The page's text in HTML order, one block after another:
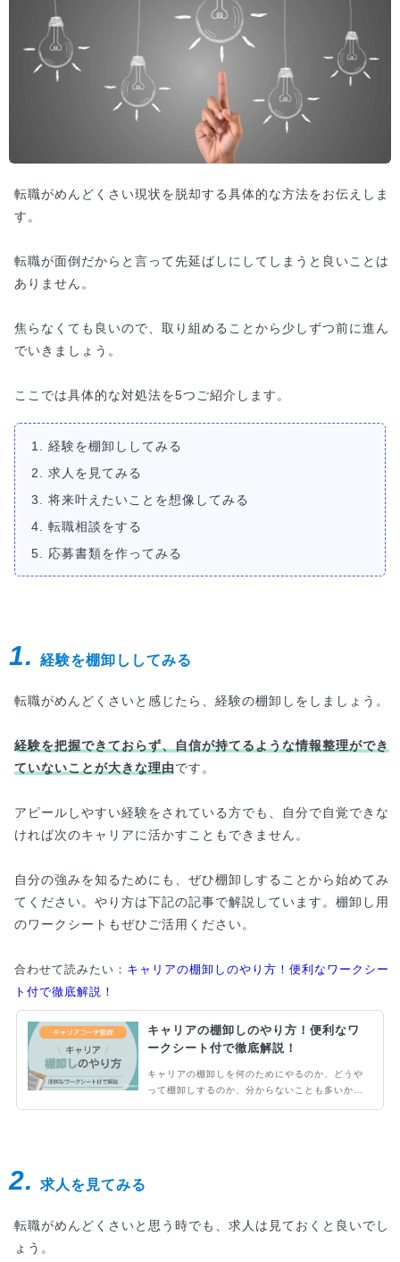
転職がめんどくさい現状を脱却する具体的な方法をお伝えしま
す。
転職が面倒だからと言って先延ばしにしてしまうと良いことは
ありません。
焦らなくても良いので、取り組めることから少しずつ前に進ん
でいきましょう。
ここでは具体的な対処法を5つご紹介します。
1. 経験を棚卸ししてみる
2. 求人を見てみる
3. 将来叶えたいことを想像してみる
4. 転職相談をする
5. 応募書類を作ってみる
1. 経験を棚卸ししてみる
転職がめんどくさいと感じたら、経験の棚卸しをしましょう。
経験を把握できておらず、自信が持てるような情報整理ができ
ていないことが大きな理由です。
アピールしやすい経験をされている方でも、自分で自覚できな
ければ次のキャリアに活かすこともできません。
自分の強みを知るためにも、ぜひ棚卸しすることから始めてみ
てください。やり方は下記の記事で解説しています。棚卸し用
のワークシートもぜひご活用ください。
合わせて読みたい： キャリアの棚卸しのやり方！便利なワークシー
ト付で徹底解説！
キャリアの棚卸しのやり方！便利なワ
ークシート付で徹底解説！
キャリアの棚卸しを何のためにやるのか、どうや
って棚卸しするのか、分からないことも多いかも
2. 求人を見てみる
転職がめんどくさいと思う時でも、求人は見ておくと良いでし
ょう。